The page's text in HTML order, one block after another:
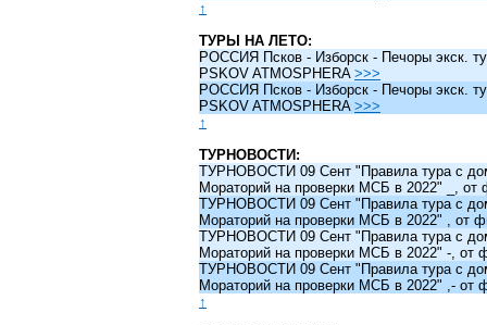
↑
ТУРЫ НА ЛЕТО:
РОССИЯ Псков - Изборск - Печоры экск.
PSKOV ATMOSPHERA >>>
РОССИЯ Псков - Изборск - Печоры экск.
PSKOV ATMOSPHERA >>>
↑
ТУРНОВОСТИ:
ТУРНОВОСТИ 09 Сент "Правила тура с
Мораторий на проверки МСБ в 2022" _,
ТУРНОВОСТИ 09 Сент "Правила тура с
Мораторий на проверки МСБ в 2022" ,
ТУРНОВОСТИ 09 Сент "Правила тура с
Мораторий на проверки МСБ в 2022" -,
ТУРНОВОСТИ 09 Сент "Правила тура с
Мораторий на проверки МСБ в 2022" ,-
↑